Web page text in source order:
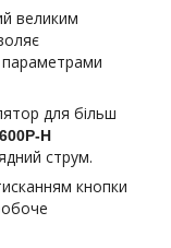
великим
параметрами
для більш
H
струм.
кнопки